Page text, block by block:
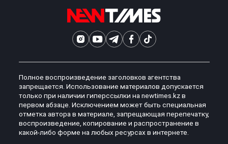
Полное воспроизведение заголовков агентства
запрещается. Использование материалов допускается
только при наличии гиперссылки на newtimes.kz в
первом абзаце. Исключением может быть специальная
отметка автора в материале, запрещающая перепечатку,
воспроизведение, копирование и распространение в
какой-либо форме на любых ресурсах в интернете.